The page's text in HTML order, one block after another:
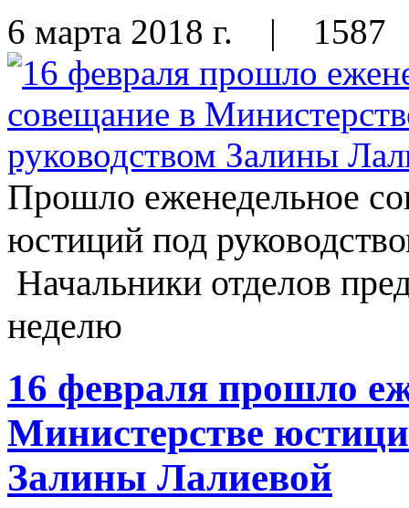
6 марта 2018 г. | 1587
Прошло еженедельное
юстиций под
Начальники отделов
неделю
16 февраля прошло
Министерстве
Залины Лалиевой